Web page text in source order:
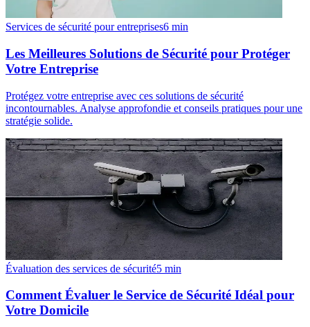
Services de sécurité pour entreprises6 min
Les Meilleures Solutions de Sécurité pour Protéger
Votre Entreprise
Protégez votre entreprise avec ces solutions de sécurité
incontournables. Analyse approfondie et conseils pratiques pour une
stratégie solide.
Évaluation des services de sécurité5 min
Comment Évaluer le Service de Sécurité Idéal pour
Votre Domicile